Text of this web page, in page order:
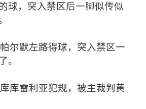
球，突入禁区后一脚似传似
默左路得球，突入禁区一
。
雷利亚犯规，被主裁判黄